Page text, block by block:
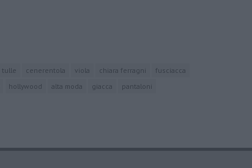
tulle cenerentola viola chiara ferragni
fusciacca
hollywood alta moda giacca
pantaloni